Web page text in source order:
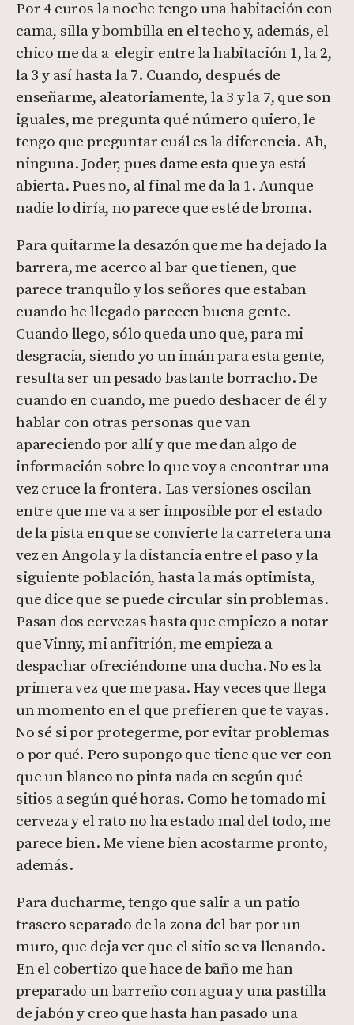
Por 4 euros la noche tengo una habitación con
cama, silla y bombilla en el techo y, además, el
chico me da a elegir entre la habitación 1, la 2,
la 3 y así hasta la 7. Cuando, después de
enseñarme, aleatoriamente, la 3 y la 7, que son
iguales, me pregunta qué número quiero, le
tengo que preguntar cuál es la diferencia. Ah,
ninguna. Joder, pues dame esta que ya está
abierta. Pues no, al final me da la 1. Aunque
nadie lo diría, no parece que esté de broma.
Para quitarme la desazón que me ha dejado la
barrera, me acerco al bar que tienen, que
parece tranquilo y los señores que estaban
cuando he llegado parecen buena gente.
Cuando llego, sólo queda uno que, para mi
desgracia, siendo yo un imán para esta gente,
resulta ser un pesado bastante borracho. De
cuando en cuando, me puedo deshacer de él y
hablar con otras personas que van
apareciendo por allí y que me dan algo de
información sobre lo que voy a encontrar una
vez cruce la frontera. Las versiones oscilan
entre que me va a ser imposible por el estado
de la pista en que se convierte la carretera una
vez en Angola y la distancia entre el paso y la
siguiente población, hasta la más optimista,
que dice que se puede circular sin problemas.
Pasan dos cervezas hasta que empiezo a notar
que Vinny, mi anfitrión, me empieza a
despachar ofreciéndome una ducha. No es la
primera vez que me pasa. Hay veces que llega
un momento en el que prefieren que te vayas.
No sé si por protegerme, por evitar problemas
o por qué. Pero supongo que tiene que ver con
que un blanco no pinta nada en según qué
sitios a según qué horas. Como he tomado mi
cerveza y el rato no ha estado mal del todo, me
parece bien. Me viene bien acostarme pronto,
además.
Para ducharme, tengo que salir a un patio
trasero separado de la zona del bar por un
muro, que deja ver que el sitio se va llenando.
En el cobertizo que hace de baño me han
preparado un barreño con agua y una pastilla
de jabón y creo que hasta han pasado una